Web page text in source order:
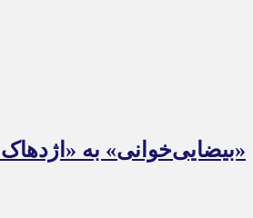
«بیضایی‌خوانی» به